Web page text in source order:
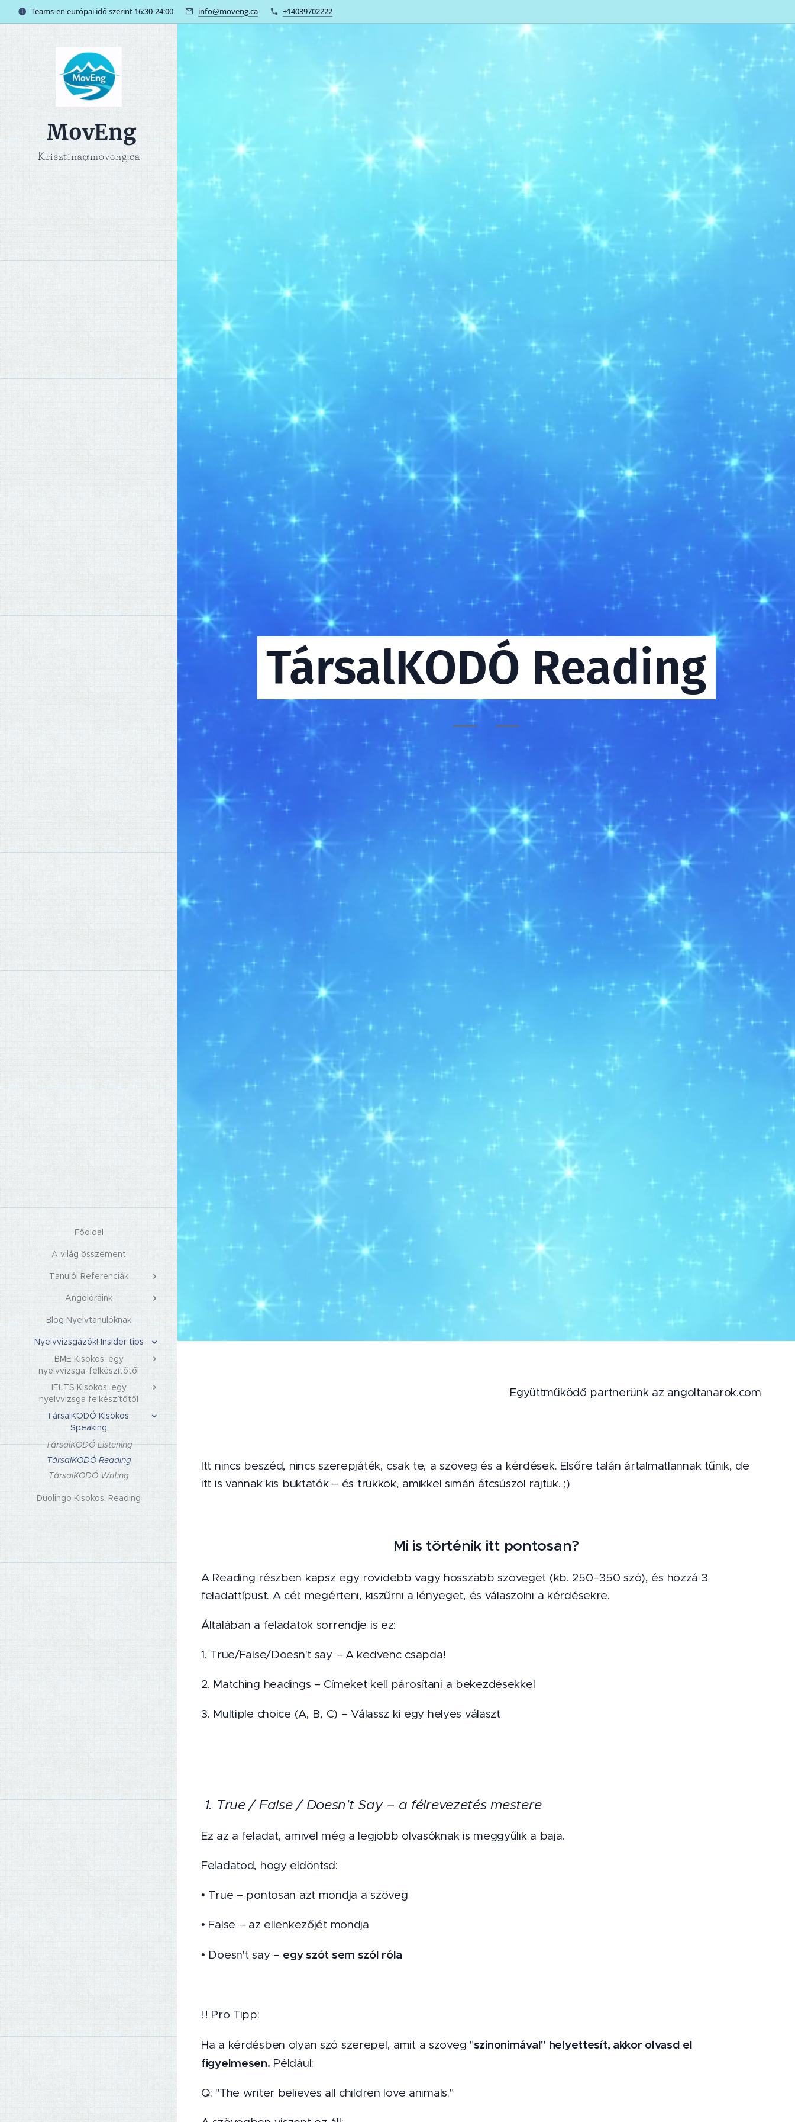
Teams-en európai idő szerint 16:30-24:00 info@moveng.ca +14039702222
MovEng
Krisztina@moveng.ca
Főoldal
A világ összement
Tanulói Referenciák
Angolóráink
Blog Nyelvtanulóknak
Nyelvvizsgázók! Insider tips
BME Kisokos: egy
nyelvvizsga-felkészítőtől
IELTS Kisokos: egy
nyelvvizsga felkészítőtől
TársalKODÓ Kisokos,
Speaking
TársalKODÓ Listening
TársalKODÓ Reading
TársalKODÓ Writing
Duolingo Kisokos, Reading
TársalKODÓ Reading
Együttműködő partnerünk az angoltanarok.com
Itt nincs beszéd, nincs szerepjáték, csak te, a szöveg és a kérdések. Elsőre talán ártalmatlannak tűnik, de
itt is vannak kis buktatók – és trükkök, amikkel simán átcsúszol rajtuk. ;)
Mi is történik itt pontosan?
A Reading részben kapsz egy rövidebb vagy hosszabb szöveget (kb. 250–350 szó), és hozzá 3
feladattípust. A cél: megérteni, kiszűrni a lényeget, és válaszolni a kérdésekre.
Általában a feladatok sorrendje is ez:
1. True/False/Doesn't say – A kedvenc csapda!
2. Matching headings – Címeket kell párosítani a bekezdésekkel
3. Multiple choice (A, B, C) – Válassz ki egy helyes választ
1. True / False / Doesn't Say – a félrevezetés mestere
Ez az a feladat, amivel még a legjobb olvasóknak is meggyűlik a baja.
Feladatod, hogy eldöntsd:
• True – pontosan azt mondja a szöveg
• False – az ellenkezőjét mondja
• Doesn't say – egy szót sem szól róla
!! Pro Tipp:
Ha a kérdésben olyan szó szerepel, amit a szöveg "szinonimával" helyettesít, akkor olvasd el
figyelmesen. Például:
Q: "The writer believes all children love animals."